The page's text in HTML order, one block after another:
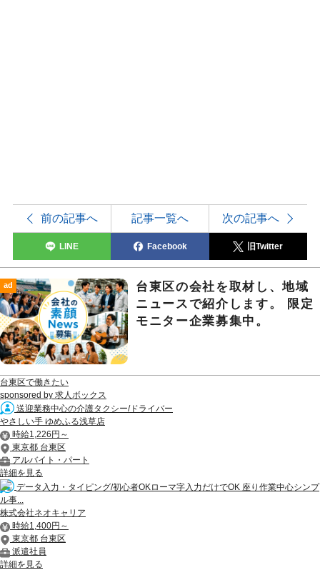
前の記事へ 記事一覧へ 次の記事へ
LINE Facebook 旧Twitter
ad
台東区の会社を取材し、地域
ニュースで紹介します。 限定
モニター企業募集中。
台東区で働きたい
sponsored by 求人ボックス
送迎業務中心の介護タクシー/ドライバー
やさしい手 ゆめふる浅草店
時給1,226円～
東京都 台東区
アルバイト・パート
詳細を見る
データ入力・タイピング/初心者OKローマ字入力だけでOK 座り作業中心シンプ
ル事...
株式会社ネオキャリア
時給1,400円～
東京都 台東区
派遣社員
詳細を見る